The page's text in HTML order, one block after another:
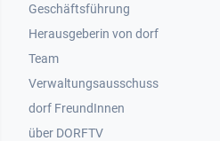
Geschäftsführung
Herausgeberin von dorf
Team
Verwaltungsausschuss
dorf FreundInnen
Footer 3
über DORFTV